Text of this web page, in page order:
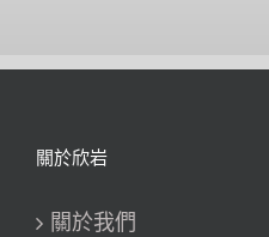
關於欣岩
關於我們